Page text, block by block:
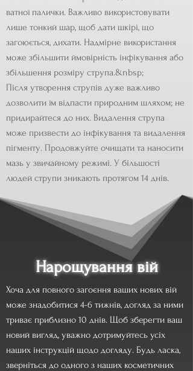
ватної палички. Важливо використовувати
лише тонкий шар, щоб дати шкірі, що
загоюється, дихати. Надмірне використання
може збільшити ймовірність інфікування або
збільшення розміру струпа.&nbsp;
Після утворення струпів дуже важливо
дозволити їм відпасти природним шляхом; не
придирайтеся до них. Видалення струпа
може призвести до інфікування та видалення
пігменту. Продовжуйте очищати та наносити
мазь у звичайному режимі. У більшості
людей струпи зникають протягом 14 днів.
Нарощування вій
Хоча для повного загоєння ваших нових вій
може знадобитися 4-6 тижнів, догляд за ними
триває приблизно 10 днів. Щоб зберегти ваш
новий вигляд, уважно дотримуйтесь усіх
наших інструкцій щодо догляду. Будь ласка,
зверніться до одного з наших косметичних